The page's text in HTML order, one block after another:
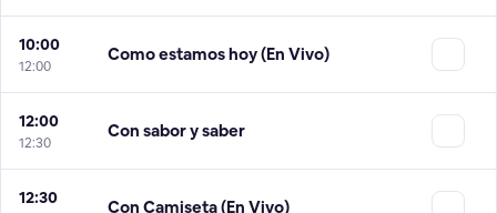
10:00
12:00
Como estamos hoy (En Vivo)
12:00
12:30
Con sabor y saber
12:30 Con Camiseta (En Vivo)